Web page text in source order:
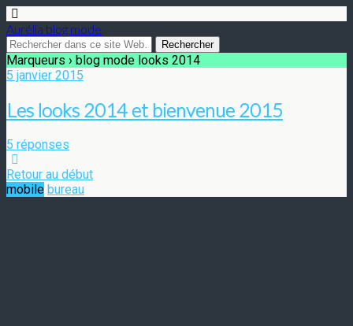
Aurélia blog mode
Marqueurs › blog mode looks 2014
5 janvier 2015
Les looks 2014 et bienvenue 2015
5 réponses
Retour au début
mobile bureau